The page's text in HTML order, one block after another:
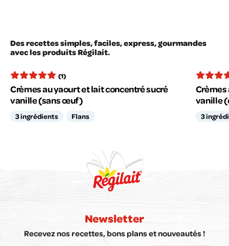
Des recettes simples, faciles, express, gourmandes
avec les produits Régilait.
(1)
Crèmes au yaourt et lait concentré sucré
vanille (sans œuf)
3 ingrédients Flans
vanille
3
Newsletter
Recevez nos recettes, bons plans et nouveautés !